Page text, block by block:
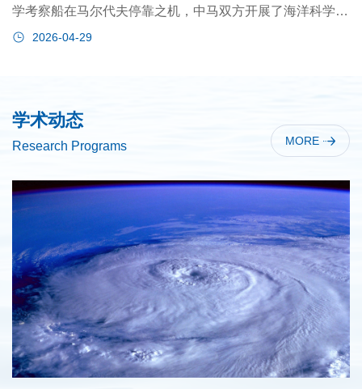
学考察船在马尔代夫停靠之机，中马双方开展了海洋科学学
术交流活动。
2026-04-29
学术动态
Research Programs MORE